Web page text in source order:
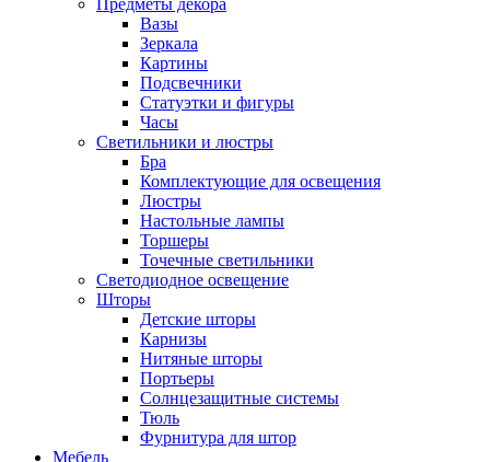
Предметы декора
Вазы
Зеркала
Картины
Подсвечники
Статуэтки и фигуры
Часы
Светильники и люстры
Бра
Комплектующие для освещения
Люстры
Настольные лампы
Торшеры
Точечные светильники
Светодиодное освещение
Шторы
Детские шторы
Карнизы
Нитяные шторы
Портьеры
Солнцезащитные системы
Тюль
Фурнитура для штор
Мебель